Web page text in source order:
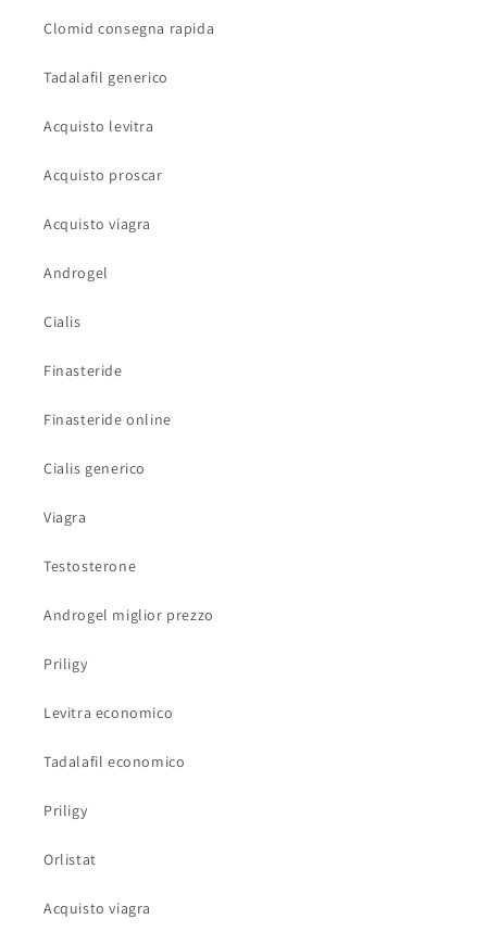
Clomid consegna rapida
Tadalafil generico
Acquisto levitra
Acquisto proscar
Acquisto viagra
Androgel
Cialis
Finasteride
Finasteride online
Cialis generico
Viagra
Testosterone
Androgel miglior prezzo
Priligy
Levitra economico
Tadalafil economico
Priligy
Orlistat
Acquisto viagra